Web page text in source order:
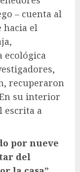
– cuenta al
hacia el
ecológica
recuperaron
su interior
escrita a
por nueve
del